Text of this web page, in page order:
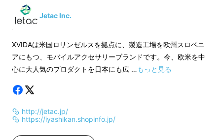
いことがある
■充電に時間がかかる
スマホを置くと邪魔
■スマホをカーナビとして利用したいが、電池
の消耗が激しい・横向きで置けない
■ドライブ中に音楽を聴きたいが、電池切れが
■運転中、カーブやブレーキ時にスマホがす
Jetac Inc.
XVIDAは米国ロサンゼルスを拠点に、製造工場を欧州スロベニ
アにもつ、モバイルアクセサリーブランドです。今、欧米を中
心に大人気のプロダクトを日本にも広 …もっと見る
http://jetac.jp/
https://iyashikan.shopinfo.jp/